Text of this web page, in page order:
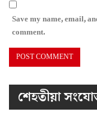
Save my name, email,
comment.
শেহতীয়া